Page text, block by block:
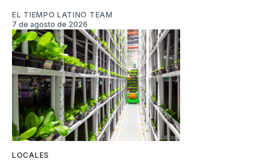
EL TIEMPO LATINO TEAM
7 de agosto de 2026
LOCALES